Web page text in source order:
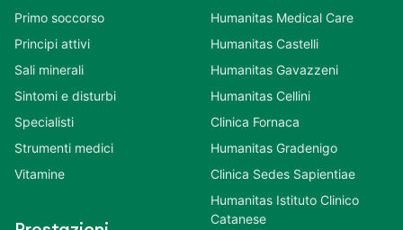
Primo soccorso
Principi attivi
Sali minerali
Sintomi e disturbi
Specialisti
Strumenti medici
Vitamine
Humanitas Medical Care
Humanitas Castelli
Humanitas Gavazzeni
Humanitas Cellini
Clinica Fornaca
Humanitas Gradenigo
Clinica Sedes Sapientiae
Humanitas Istituto Clinico
Catanese